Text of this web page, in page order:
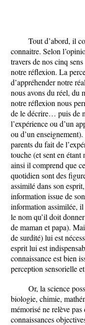
Tout d’abord, il
connaitre. Selon
travers de nos cinq
notre réflexion. La
d’appréhender notre
nous avons du réel, du
notre réflexion nous
de le décrire… puis de
l’expérience ou d’un
ou d’un
parents du fait de
touche (et sent en étant
ainsi il comprend que
quotidien sont des
assimilé dans son
information issue de
information assimilée,
le nom qu’il doit
de maman et papa).
de surdité) lui est
esprit lui est
connaissance est bien
perception sensorielle
Or, la science
biologie, chimie,
mémorisé ne relève
connaissances